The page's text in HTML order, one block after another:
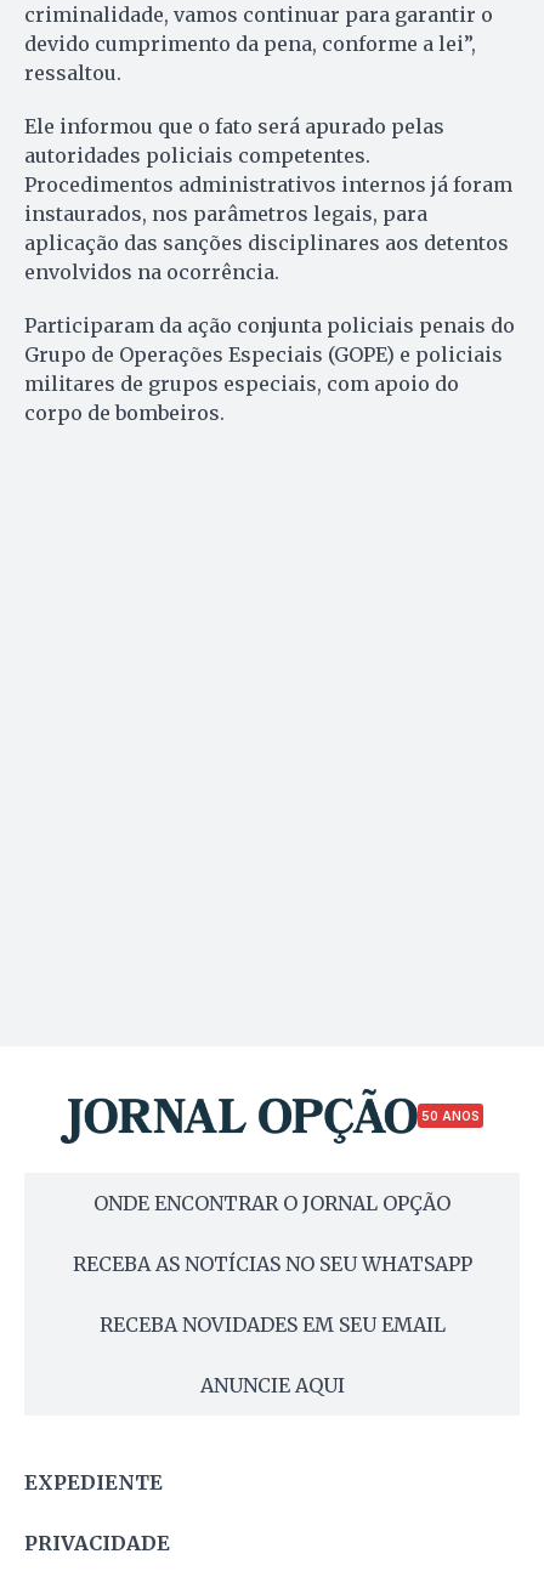
criminalidade, vamos continuar para garantir o
devido cumprimento da pena, conforme a lei”,
ressaltou.
Ele informou que o fato será apurado pelas
autoridades policiais competentes.
Procedimentos administrativos internos já foram
instaurados, nos parâmetros legais, para
aplicação das sanções disciplinares aos detentos
envolvidos na ocorrência.
Participaram da ação conjunta policiais penais do
Grupo de Operações Especiais (GOPE) e policiais
militares de grupos especiais, com apoio do
corpo de bombeiros.
50 ANOS
ONDE ENCONTRAR O JORNAL OPÇÃO
RECEBA AS NOTÍCIAS NO SEU WHATSAPP
RECEBA NOVIDADES EM SEU EMAIL
ANUNCIE AQUI
EXPEDIENTE
PRIVACIDADE